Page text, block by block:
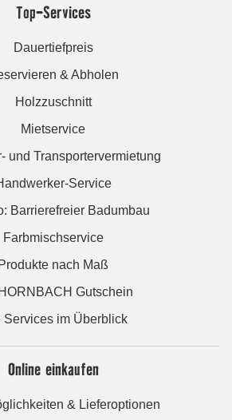
Top-Services
Dauertiefpreis
& Abholen
Holzzuschnitt
Mietservice
und Transportervermietung
Service
Barrierefreier Badumbau
Farbmischservice
Produkte nach Maß
Gutschein
Services im Überblick
Online einkaufen
& Lieferoptionen